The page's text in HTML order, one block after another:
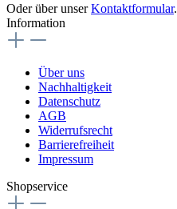
Oder über unserKontaktformular.
Information
Über uns
Nachhaltigkeit
Datenschutz
AGB
Widerrufsrecht
Barrierefreiheit
Impressum
Shopservice